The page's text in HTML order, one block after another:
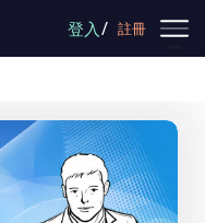
登入/ 註冊